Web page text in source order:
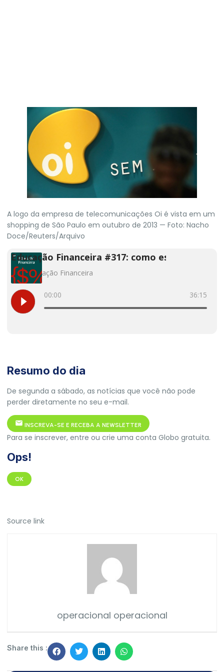
A logo da empresa de telecomunicações Oi é vista em um
shopping de São Paulo em outubro de 2013 — Foto: Nacho
Doce/Reuters/Arquivo
Resumo do dia
De segunda a sábado, as notícias que você não pode
perder diretamente no seu e-mail.
INSCREVA-SE E RECEBA A NEWSLETTER
Para se inscrever, entre ou crie uma conta Globo gratuita.
Ops!
OK
Source link
operacional operacional
Share this :